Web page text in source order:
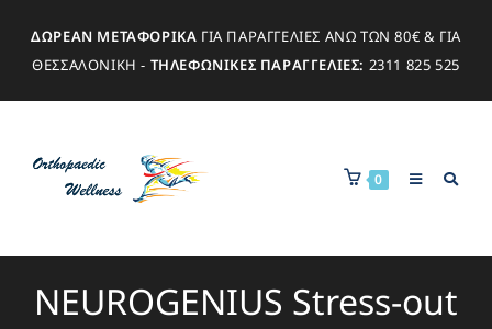
ΔΩΡΕΑΝ ΜΕΤΑΦΟΡΙΚΑ ΓΙΑ ΠΑΡΑΓΓΕΛΙΕΣ ΑΝΩ ΤΩΝ 80€ & ΓΙΑ
ΘΕΣΣΑΛΟΝΙΚΗ - ΤΗΛΕΦΩΝΙΚΕΣ ΠΑΡΑΓΓΕΛΙΕΣ: 2311 825 525
0
NEUROGENIUS Stress-out